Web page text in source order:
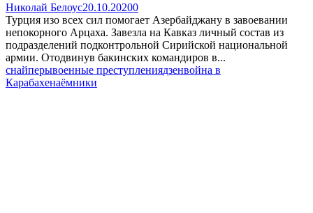
Николай Белоус20.10.20200
Турция изо всех сил помогает Азербайджану в завоевании
непокорного Арцаха. Завезла на Кавказ личный состав из
подразделений подконтрольной Сирийской национальной
армии. Отодвинув бакинских командиров в...
снайперывоенные преступлениядзенвойна в
Карабахенаёмники